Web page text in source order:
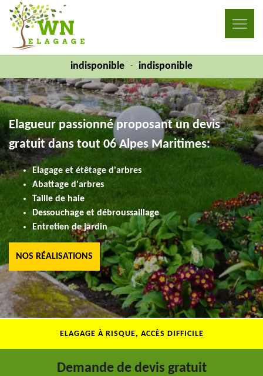
indisponible - indisponible
Elagueur passionné proposant un devis
gratuit dans tout 06 Alpes Maritimes:
Elagage et étêtage d'arbres
Abattage d'arbres
Taille de haie
Dessouchage et débroussaillage
Entretien de jardin
NOS RÉALISATIONS
ELAGAGE À RISQUE, ACCÈS DIFFICILE
Demande de devis gratuit